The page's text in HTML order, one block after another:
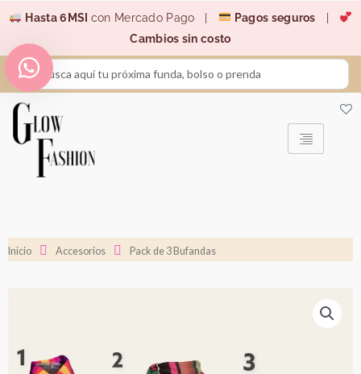
contenido
Hasta 6MSI con Mercado Pago | Pagos seguros
Cambios sin costo
Search
...
Inicio Accesorios Pack de 3 Bufandas